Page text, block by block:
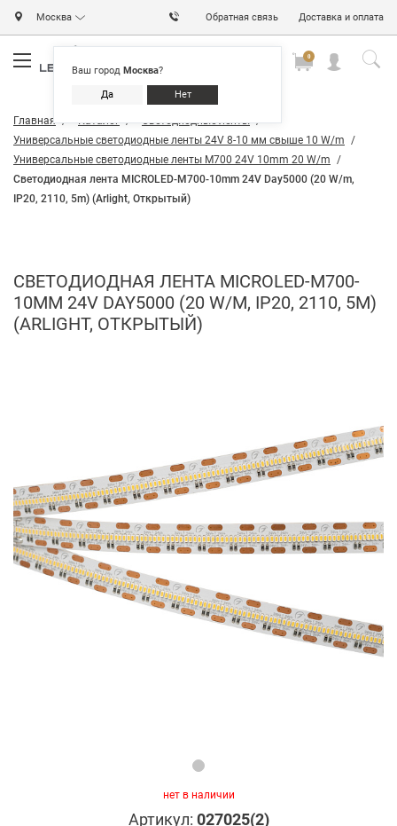
Москва
Ваш город Москва?
Да Нет
Обратная связь Доставка и оплата
0
Главная Каталог
Светодиодные ленты
Универсальные светодиодные ленты 24V 8-10 мм свыше 10 W/m
Универсальные светодиодные ленты M700 24V 10mm 20 W/m
Светодиодная лента MICROLED-M700-10mm 24V Day5000 (20 W/m,
IP20, 2110, 5m) (Arlight, Открытый)
СВЕТОДИОДНАЯ ЛЕНТА MICROLED-M700-
10MM 24V DAY5000 (20 W/M, IP20, 2110, 5M)
(ARLIGHT, ОТКРЫТЫЙ)
нет в наличии
Артикул: 027025(2)